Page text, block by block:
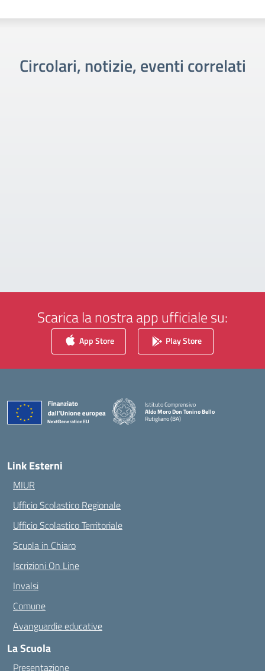
Circolari, notizie, eventi correlati
Scarica la nostra app ufficiale su:
App Store Play Store
Istituto Comprensivo
Aldo Moro Don Tonino Bello
Rutigliano (BA)
— Visita la pagina iniziale della scuola
Link Esterni
MIUR
Ufficio Scolastico Regionale
Ufficio Scolastico Territoriale
Scuola in Chiaro
Iscrizioni On Line
Invalsi
Comune
Avanguardie educative
La Scuola
Presentazione